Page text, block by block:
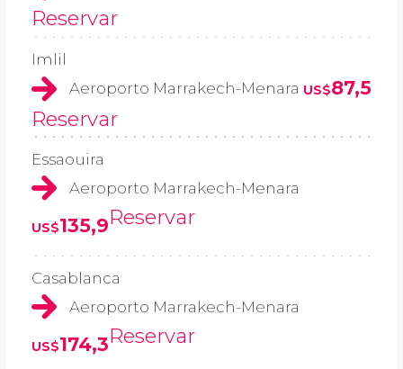
Reservar
Imlil
Aeroporto Marrakech-Menara US$87,5
Reservar
Essaouira
Aeroporto Marrakech-Menara
US$135,9Reservar
Casablanca
Aeroporto Marrakech-Menara
US$174,3Reservar